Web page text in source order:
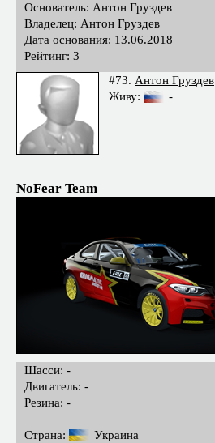
Основатель: Антон Груздев
Владелец: Антон Груздев
Дата основания: 13.06.2018
Рейтинг: 3
#73. Антон Груздев
Живу:
-
NoFear Team
Шасси: -
Двигатель: -
Резина: -
Страна:
Украина